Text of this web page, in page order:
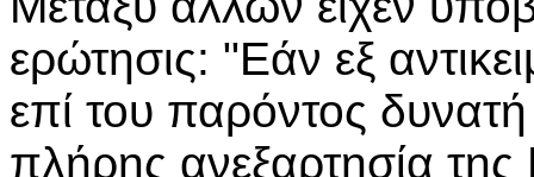
ερώτησις: "Εάν εξ
επί του παρόντος
πλήρης ανεξαρτησία